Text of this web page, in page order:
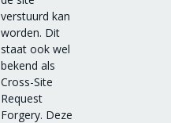
verstuurd kan
worden. Dit
staat ook wel
bekend als
Cross-Site
Request
Forgery. Deze